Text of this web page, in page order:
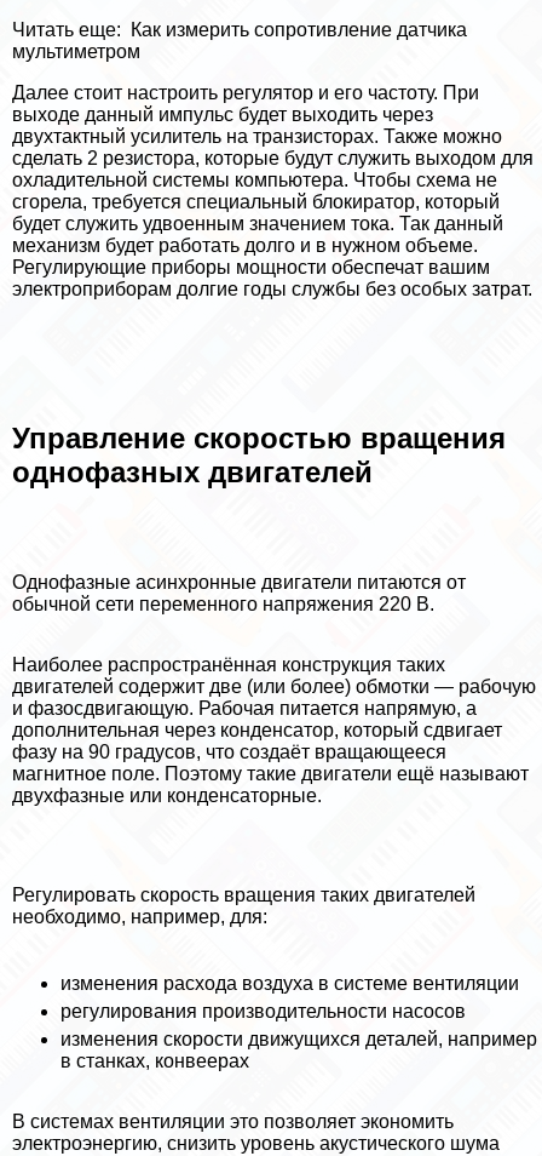
Читать еще:
Как измерить сопротивление датчика
мультиметром
Далее стоит настроить регулятор и его частоту. При
выходе данный импульс будет выходить через
двухтактный усилитель на транзисторах. Также можно
сделать 2 резистора, которые будут служить выходом для
охладительной системы компьютера. Чтобы схема не
сгорела, требуется специальный блокиратор, который
будет служить удвоенным значением тока. Так данный
механизм будет работать долго и в нужном объеме.
Регулирующие приборы мощности обеспечат вашим
электроприборам долгие годы службы без особых затрат.
Управление скоростью вращения
однофазных двигателей
Однофазные асинхронные двигатели питаются от
обычной сети переменного напряжения 220 В.
Наиболее распространённая конструкция таких
двигателей содержит две (или более) обмотки — рабочую
и фазосдвигающую. Рабочая питается напрямую, а
дополнительная через конденсатор, который сдвигает
фазу на 90 градусов, что создаёт вращающееся
магнитное поле. Поэтому такие двигатели ещё называют
двухфазные или конденсаторные.
Регулировать скорость вращения таких двигателей
необходимо, например, для:
изменения расхода воздуха в системе вентиляции
регулирования производительности насосов
изменения скорости движущихся деталей, например
в станках, конвеерах
В системах вентиляции это позволяет экономить
электроэнергию, снизить уровень акустического шума